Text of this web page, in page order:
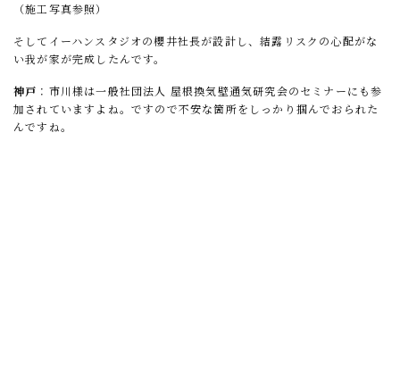
（施工写真参照）
そしてイーハンスタジオの櫻井社長が設計し、結露リスクの心配がな
い我が家が完成したんです。
神戸 ：市川様は一般社団法人 屋根換気壁通気研究会のセミナーにも参
加されていますよね。ですので不安な箇所をしっかり掴んでおられた
んですね。